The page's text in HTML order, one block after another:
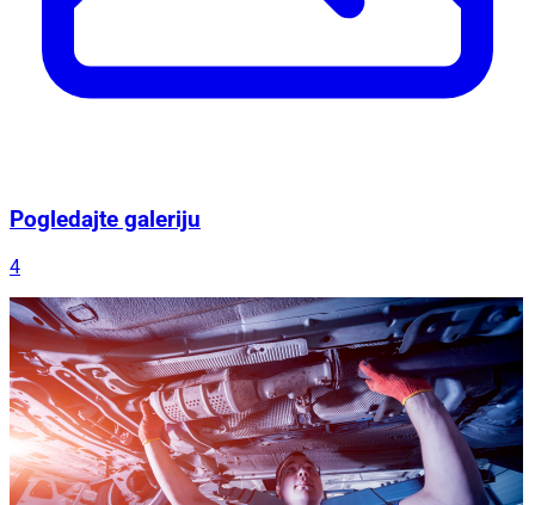
Pogledajte galeriju
4